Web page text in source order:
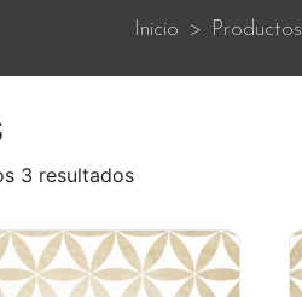
Inicio Productos
3 resultados